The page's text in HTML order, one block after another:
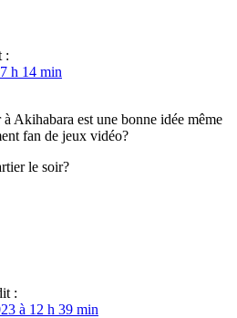
:
h 14 min
Akihabara est une bonne idée même
fan de jeux vidéo?
le soir?
:
à 12 h 39 min